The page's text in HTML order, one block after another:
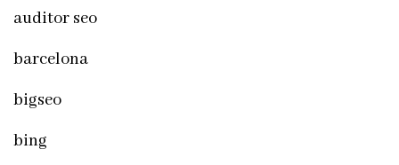
auditor seo
barcelona
bigseo
bing